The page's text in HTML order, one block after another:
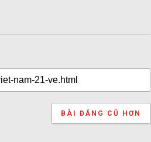
BÀI ĐĂNG CŨ HƠN